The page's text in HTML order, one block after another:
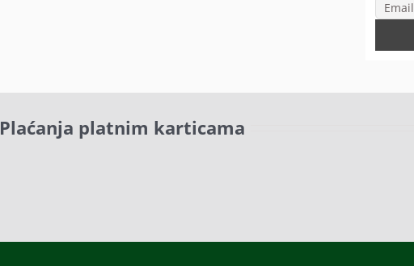
Plaćanja platnim karticama